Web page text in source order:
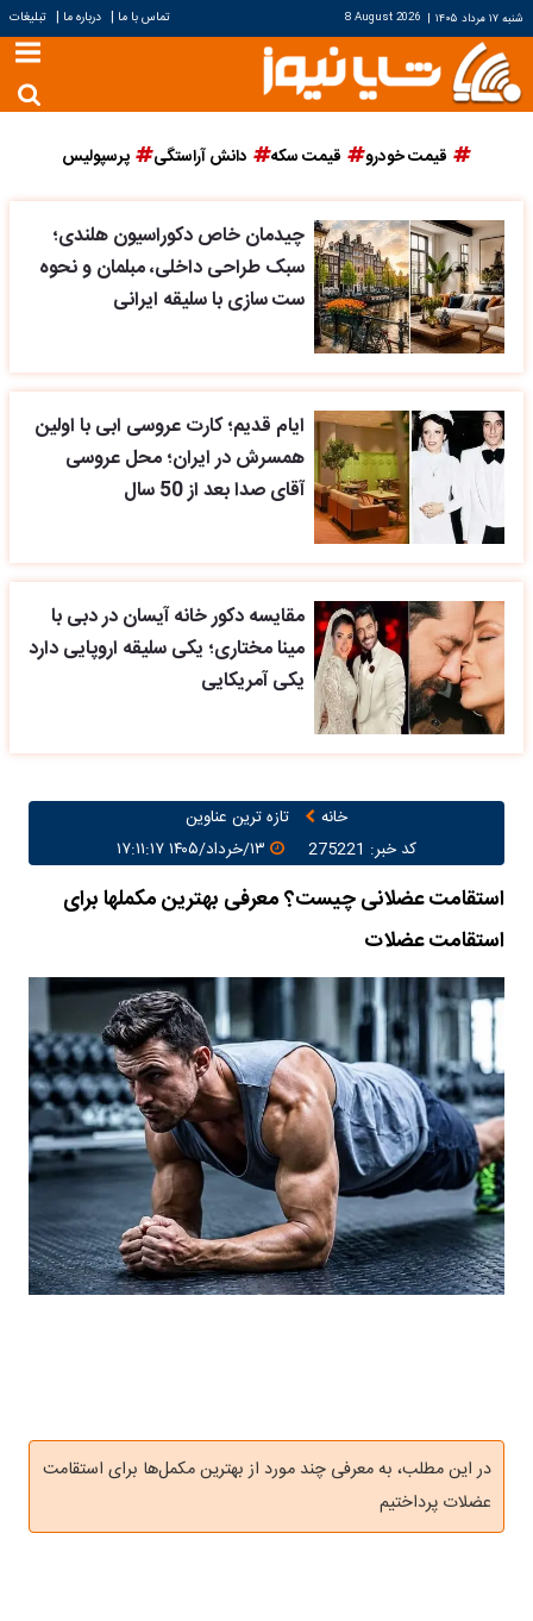
شنبه ۱۷ مرداد ۱۴۰۵ |
8 August 2026 تماس با ما | درباره ما | تبلیغات
قیمت خودرو قیمت سکه دانش آراستگی پرسپولیس
چیدمان خاص دکوراسیون هلندی؛
سبک طراحی داخلی، مبلمان و نحوه
ست سازی با سلیقه ایرانی
ایام قدیم؛ کارت عروسی ابی با اولین
همسرش در ایران؛ محل عروسی
آقای صدا بعد از 50 سال
مقایسه دکور خانه آیسان در دبی با
مینا مختاری؛ یکی سلیقه اروپایی دارد
یکی آمریکایی
خانه
تازه ترین عناوین
کد خبر: 275221
۱۳/خرداد/۱۴۰۵ ۱۷:۱۱:۱۷
استقامت عضلانی چیست؟ معرفی بهترین مکملها برای
استقامت عضلات
در این مطلب، به معرفی چند مورد از بهترین مکمل‌ها برای استقامت
عضلات پرداختیم